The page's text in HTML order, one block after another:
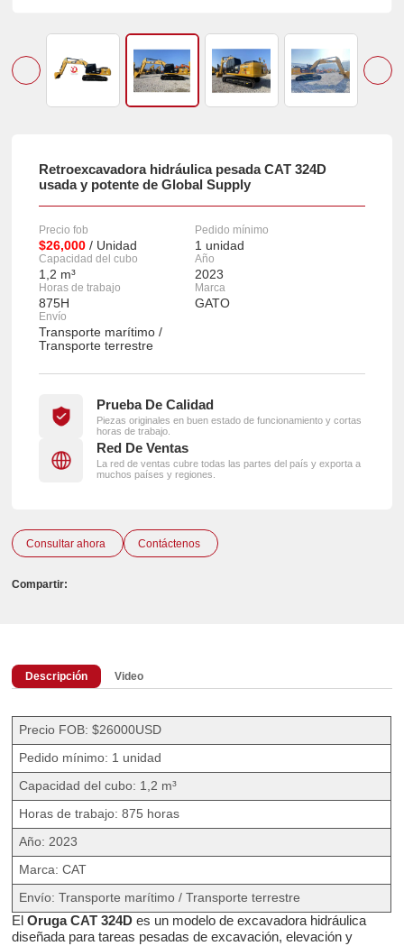
Retroexcavadora hidráulica pesada CAT 324D
usada y potente de Global Supply
Precio fob
$26,000 / Unidad
Pedido mínimo
1 unidad
Capacidad del cubo
1,2 m³
Año
2023
Horas de trabajo
875H
Marca
GATO
Envío
Transporte marítimo /
Transporte terrestre
Prueba De Calidad
Piezas originales en buen estado de funcionamiento y cortas
horas de trabajo.
Red De Ventas
La red de ventas cubre todas las partes del país y exporta a
muchos países y regiones.
Consultar ahora Contáctenos
Compartir:
Descripción Video
Precio FOB: $26000USD
Pedido mínimo: 1 unidad
Capacidad del cubo: 1,2 m³
Horas de trabajo: 875 horas
Año: 2023
Marca: CAT
Envío: Transporte marítimo / Transporte terrestre
ElOruga CAT 324D es un modelo de excavadora hidráulica
diseñada para tareas pesadas de excavación, elevación y